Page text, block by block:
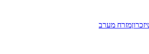
זכרוןמזרח מערב